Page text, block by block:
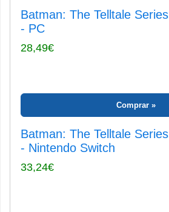
Batman: The Telltale Series
- PC
28,49€
Comprar
Batman: The Telltale Series
- Nintendo Switch
33,24€